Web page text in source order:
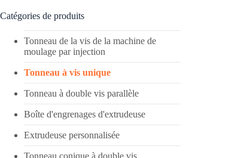
Catégories de produits
Tonneau de la vis de la machine de
moulage par injection
Tonneau à vis unique
Tonneau à double vis parallèle
Boîte d'engrenages d'extrudeuse
Extrudeuse personnalisée
Tonneau conique à double vis